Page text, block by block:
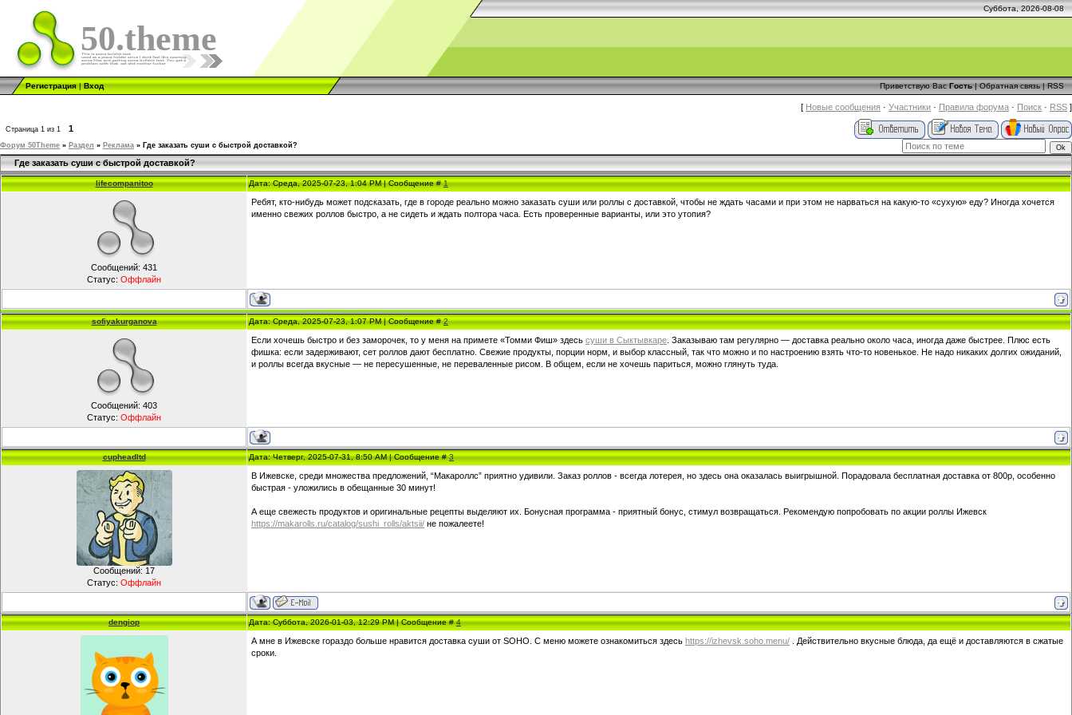
Суббота, 2026-08-08
50.theme
Регистрация|Вход Приветствую Вас Гость|Обратная связь|RSS
[ Новые сообщения · Участники · Правила форума · Поиск · RSS ]
Страница 1 из 1 1
Форум 50Theme » Раздел » Реклама » Где заказать суши с быстрой доставкой?
Где заказать суши с быстрой доставкой?
lifecompanitoo Дата: Среда, 2025-07-23, 1:04 PM | Сообщение #1
Сообщений: 431
Статус: Оффлайн
Ребят, кто-нибудь может подсказать, где в городе реально можно заказать суши или роллы с доставкой, чтобы не ждать часами и при этом не нарваться на какую-то «сухую» еду? Иногда хочется
именно свежих роллов быстро, а не сидеть и ждать полтора часа. Есть проверенные варианты, или это утопия?
sofiyakurganova Дата: Среда, 2025-07-23, 1:07 PM | Сообщение #2
Сообщений: 403
Статус: Оффлайн
Если хочешь быстро и без заморочек, то у меня на примете «Томми Фиш» здесь суши в Сыктывкаре . Заказываю там регулярно — доставка реально около часа, иногда даже быстрее. Плюс есть
фишка: если задерживают, сет роллов дают бесплатно. Свежие продукты, порции норм, и выбор классный, так что можно и по настроению взять что-то новенькое. Не надо никаких долгих ожиданий,
и роллы всегда вкусные — не пересушенные, не переваленные рисом. В общем, если не хочешь париться, можно глянуть туда.
cupheadltd Дата: Четверг, 2025-07-31, 8:50 AM | Сообщение #3
Сообщений: 17
Статус: Оффлайн
В Ижевске, среди множества предложений, “Макароллс” приятно удивили. Заказ роллов - всегда лотерея, но здесь она оказалась выигрышной. Порадовала бесплатная доставка от 800р, особенно
быстрая - уложились в обещанные 30 минут!
А еще свежесть продуктов и оригинальные рецепты выделяют их. Бонусная программа - приятный бонус, стимул возвращаться. Рекомендую попробовать по акции роллы Ижевск
https://makarolls.ru/catalog/sushi_rolls/aktsii/ не пожалеете!
dengiop Дата: Суббота, 2026-01-03, 12:29 PM | Сообщение #4
А мне в Ижевске гораздо больше нравится доставка суши от SOHO. С меню можете ознакомиться здесь https://izhevsk.soho.menu/ . Действительно вкусные блюда, да ещё и доставляются в сжатые
сроки.